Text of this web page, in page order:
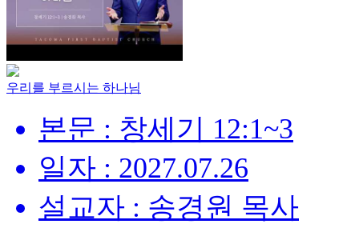
우리를 부르시는 하나님
본문 : 창세기 12:1~3
일자 : 2027.07.26
설교자 : 송경원 목사